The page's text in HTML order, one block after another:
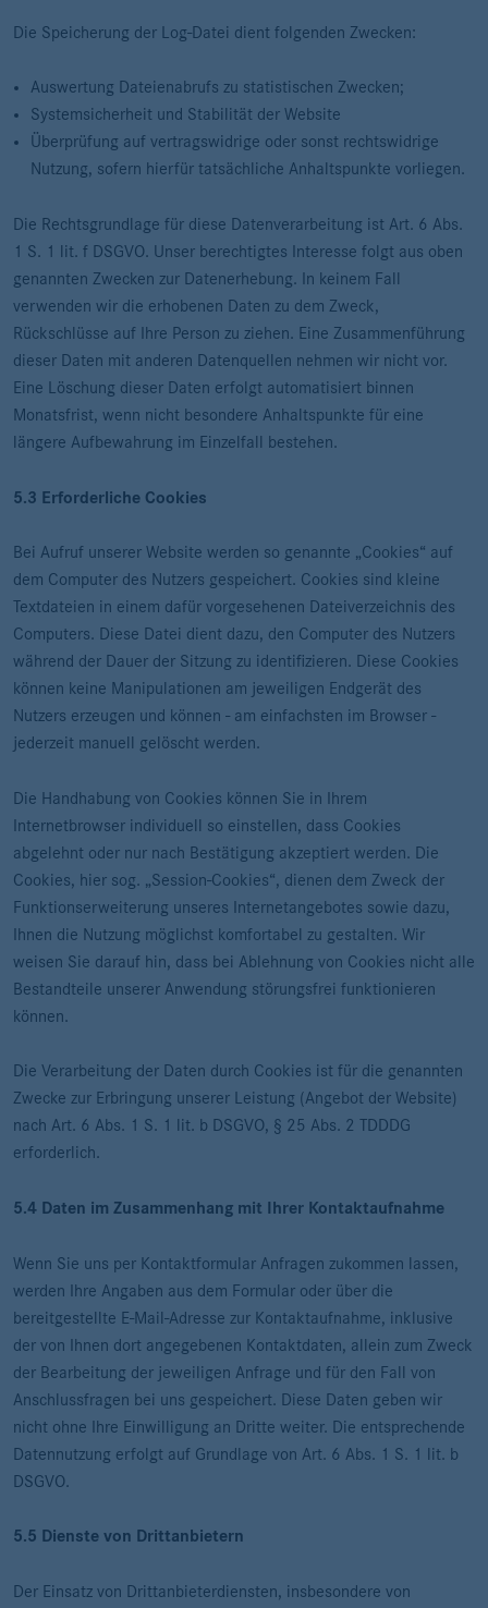
Die Speicherung der Log-Datei dient folgenden Zwecken:
Auswertung Dateienabrufs zu statistischen Zwecken;
Systemsicherheit und Stabilität der Website
Überprüfung auf vertragswidrige oder sonst rechtswidrige
Nutzung, sofern hierfür tatsächliche Anhaltspunkte vorliegen.
Die Rechtsgrundlage für diese Datenverarbeitung ist Art. 6 Abs.
1 S. 1 lit. f DSGVO. Unser berechtigtes Interesse folgt aus oben
genannten Zwecken zur Datenerhebung. In keinem Fall
verwenden wir die erhobenen Daten zu dem Zweck,
Rückschlüsse auf Ihre Person zu ziehen. Eine Zusammenführung
dieser Daten mit anderen Datenquellen nehmen wir nicht vor.
Eine Löschung dieser Daten erfolgt automatisiert binnen
Monatsfrist, wenn nicht besondere Anhaltspunkte für eine
längere Aufbewahrung im Einzelfall bestehen.
5.3 Erforderliche Cookies
Bei Aufruf unserer Website werden so genannte „Cookies“ auf
dem Computer des Nutzers gespeichert. Cookies sind kleine
Textdateien in einem dafür vorgesehenen Dateiverzeichnis des
Computers. Diese Datei dient dazu, den Computer des Nutzers
während der Dauer der Sitzung zu identifizieren. Diese Cookies
können keine Manipulationen am jeweiligen Endgerät des
Nutzers erzeugen und können - am einfachsten im Browser -
jederzeit manuell gelöscht werden.
Die Handhabung von Cookies können Sie in Ihrem
Internetbrowser individuell so einstellen, dass Cookies
abgelehnt oder nur nach Bestätigung akzeptiert werden. Die
Cookies, hier sog. „Session-Cookies“, dienen dem Zweck der
Funktionserweiterung unseres Internetangebotes sowie dazu,
Ihnen die Nutzung möglichst komfortabel zu gestalten. Wir
weisen Sie darauf hin, dass bei Ablehnung von Cookies nicht alle
Bestandteile unserer Anwendung störungsfrei funktionieren
können.
Die Verarbeitung der Daten durch Cookies ist für die genannten
Zwecke zur Erbringung unserer Leistung (Angebot der Website)
nach Art. 6 Abs. 1 S. 1 lit. b DSGVO, § 25 Abs. 2 TDDDG
erforderlich.
5.4 Daten im Zusammenhang mit Ihrer Kontaktaufnahme
Wenn Sie uns per Kontaktformular Anfragen zukommen lassen,
werden Ihre Angaben aus dem Formular oder über die
bereitgestellte E-Mail-Adresse zur Kontaktaufnahme, inklusive
der von Ihnen dort angegebenen Kontaktdaten, allein zum Zweck
der Bearbeitung der jeweiligen Anfrage und für den Fall von
Anschlussfragen bei uns gespeichert. Diese Daten geben wir
nicht ohne Ihre Einwilligung an Dritte weiter. Die entsprechende
Datennutzung erfolgt auf Grundlage von Art. 6 Abs. 1 S. 1 lit. b
DSGVO.
5.5 Dienste von Drittanbietern
Der Einsatz von Drittanbieterdiensten, insbesondere von